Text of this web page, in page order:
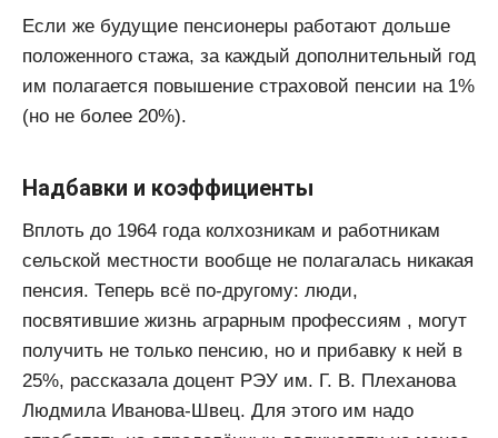
Если же будущие пенсионеры работают дольше
положенного стажа, за каждый дополнительный год
им полагается повышение страховой пенсии на 1%
(но не более 20%).
Надбавки и коэффициенты
Вплоть до 1964 года колхозникам и работникам
сельской местности вообще не полагалась никакая
пенсия. Теперь всё по-другому: люди,
посвятившие жизнь аграрным профессиям , могут
получить не только пенсию, но и прибавку к ней в
25%, рассказала доцент РЭУ им. Г. В. Плеханова
Людмила Иванова-Швец. Для этого им надо